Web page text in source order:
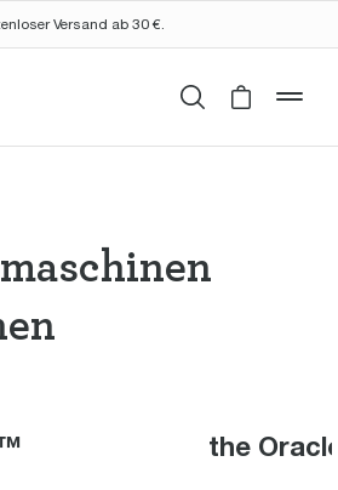
Versand ab 30 €.
SuchenCart is
the